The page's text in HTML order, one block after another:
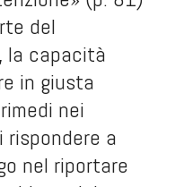
del
la capacità
in giusta
nei
a
nel riportare